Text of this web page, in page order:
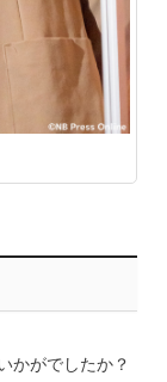
かがでしたか？